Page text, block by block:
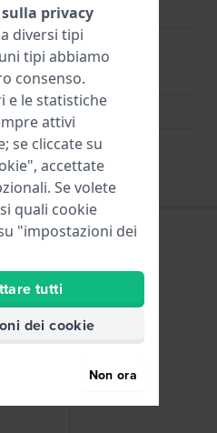
Nero
75 mm
115 mm
Perni in acciaio
No
privacy
diversi tipi
tipi abbiamo
consenso.
e le statistiche
attivi
se cliccate su
accettate
Se volete
quali cookie
"impostazioni dei
tutti
dei cookie
Non ora